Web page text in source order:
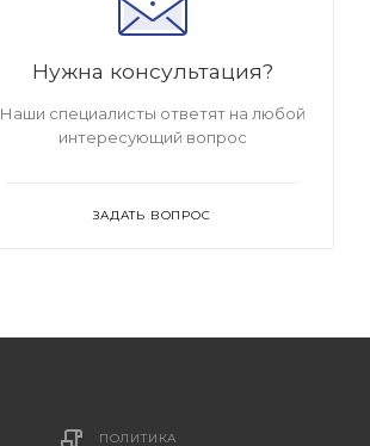
Нужна консультация?
Наши специалисты ответят на любой
интересующий вопрос
ЗАДАТЬ ВОПРОС
ПОЛИТИКА